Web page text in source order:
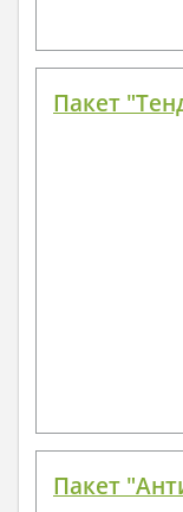
Пакет
Пакет